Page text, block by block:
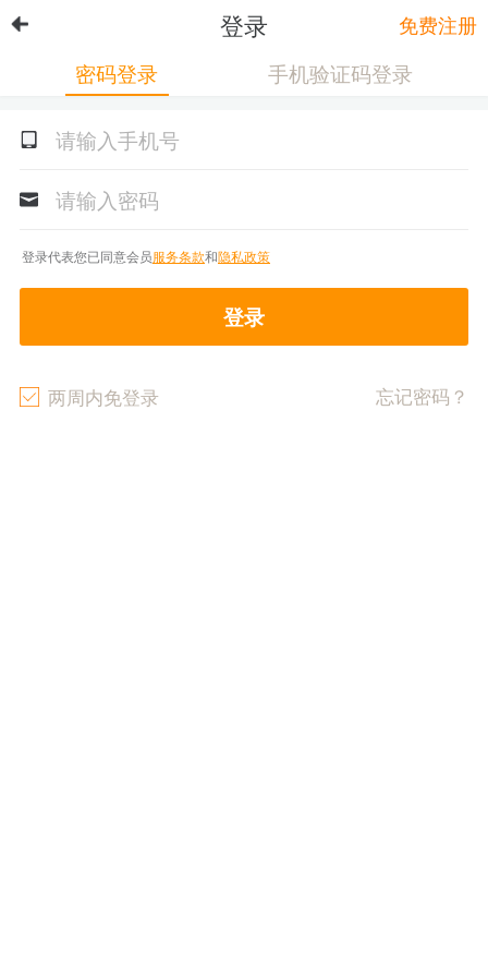
登录 免费注册
密码登录 手机验证码登录
登录代表您已同意会员服务条款和隐私政策
登录
两周内免登录 忘记密码？